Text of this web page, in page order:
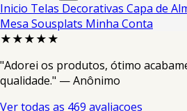
Inicio Telas Decorativas Capa de
Mesa Sousplats Minha Conta
★★★★★
"Adorei os produtos, ótimo
qualidade." — Anônimo
Ver todas as 469 avaliacoes